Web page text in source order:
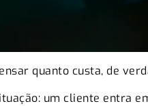
quanto custa, de
um cliente entra